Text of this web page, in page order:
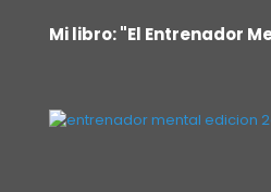
Mi libro: "El Entrenador